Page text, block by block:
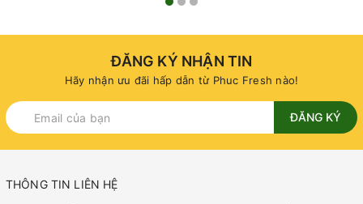
ĐĂNG KÝ NHẬN TIN
Hãy nhận ưu đãi hấp dẫn từ Phuc Fresh nào!
ĐĂNG KÝ
THÔNG TIN LIÊN HỆ